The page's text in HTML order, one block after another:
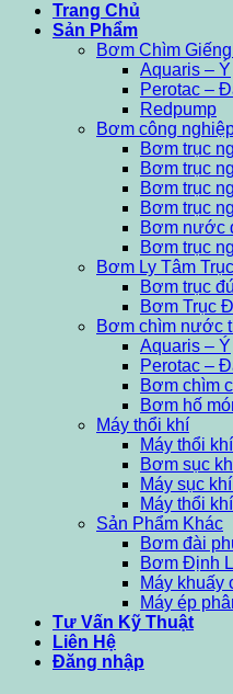
Trang Chủ
Sản Phẩm
Bơm Chìm
Aquaris – Ý
Perotac –
Redpump
Bơm công
Bơm trục
Bơm trục
Bơm trục
Bơm trục
Bơm nước
Bơm trục
Bơm Ly Tâm
Bơm trục
Bơm Trục
Bơm chìm nước
Aquaris – Ý
Perotac –
Bơm chìm
Bơm hố
Máy thổi khí
Máy thổi
Bơm sục
Máy sục
Máy thổi
Sản Phẩm Khác
Bơm đài
Bơm Định
Máy khuấy
Máy ép
Tư Vấn Kỹ Thuật
Liên Hệ
Đăng nhập